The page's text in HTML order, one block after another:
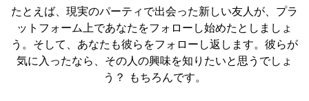
たとえば、現実のパーティで出会った新しい友人が、プラ
ットフォーム上であなたをフォローし始めたとしましょ
う。そして、あなたも彼らをフォローし返します。彼らが
気に入ったなら、その人の興味を知りたいと思うでしょ
う？ もちろんです。